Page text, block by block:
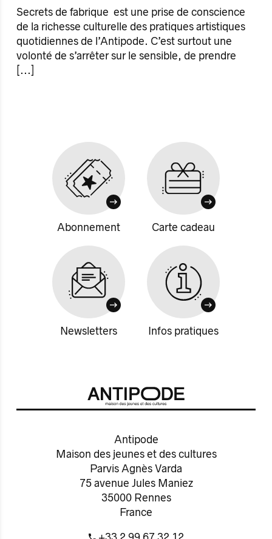
Secrets de fabrique est une prise de conscience
de la richesse culturelle des pratiques artistiques
quotidiennes de l’Antipode. C’est surtout une
volonté de s’arrêter sur le sensible, de prendre
[...]
Abonnement Carte cadeau
Newsletters Infos pratiques
Antipode
Maison des jeunes et des cultures
Parvis Agnès Varda
75 avenue Jules Maniez
35000 Rennes
France